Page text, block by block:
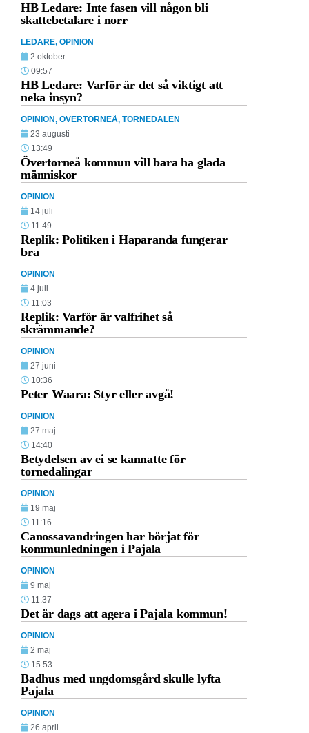
HB Ledare: Inte fasen vill någon bli
skattebetalare i norr
LEDARE, OPINION
2 oktober
09:57
HB Ledare: Varför är det så viktigt att
neka insyn?
OPINION, ÖVERTORNEÅ, TORNEDALEN
23 augusti
13:49
Övertorneå kommun vill bara ha glada
människor
OPINION
14 juli
11:49
Replik: Politiken i Haparanda fungerar
bra
OPINION
4 juli
11:03
Replik: Varför är valfrihet så
skrämmande?
OPINION
27 juni
10:36
Peter Waara: Styr eller avgå!
OPINION
27 maj
14:40
Betydelsen av ei se kannatte för
tornedalingar
OPINION
19 maj
11:16
Canossavandringen har börjat för
kommunledningen i Pajala
OPINION
9 maj
11:37
Det är dags att agera i Pajala kommun!
OPINION
2 maj
15:53
Badhus med ungdomsgård skulle lyfta
Pajala
OPINION
26 april